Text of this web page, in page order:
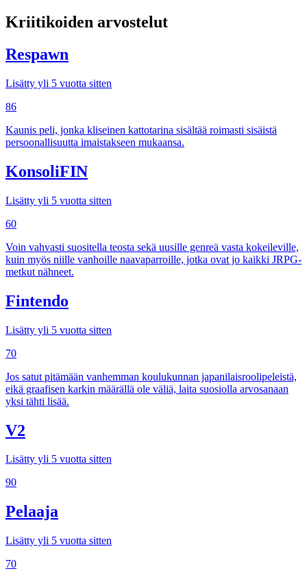
Kriitikoiden arvostelut
Respawn
Lisätty yli 5 vuotta sitten
86
Kaunis peli, jonka kliseinen kattotarina sisältää roimasti sisäistä
persoonallisuutta imaistakseen mukaansa.
KonsoliFIN
Lisätty yli 5 vuotta sitten
60
Voin vahvasti suositella teosta sekä uusille genreä vasta kokeileville,
kuin myös niille vanhoille naavaparroille, jotka ovat jo kaikki JRPG-
metkut nähneet.
Fintendo
Lisätty yli 5 vuotta sitten
70
Jos satut pitämään vanhemman koulukunnan japanilaisroolipeleistä,
eikä graafisen karkin määrällä ole väliä, laita suosiolla arvosanaan
yksi tähti lisää.
V2
Lisätty yli 5 vuotta sitten
90
Pelaaja
Lisätty yli 5 vuotta sitten
70